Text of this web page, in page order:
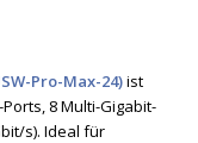
Pro-Max-24)ist
8 Multi-Gigabit-
s). Ideal für